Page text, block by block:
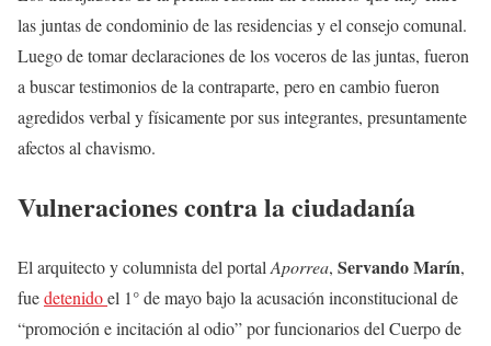
las juntas de condominio de las residencias y el consejo comunal.
Luego de tomar declaraciones de los voceros de las juntas, fueron
a buscar testimonios de la contraparte, pero en cambio fueron
agredidos verbal y físicamente por sus integrantes, presuntamente
afectos al chavismo.
Vulneraciones contra la ciudadanía
El arquitecto y columnista del portalAporrea, Servando Marín,
fuedetenidoel 1° de mayo bajo la acusación inconstitucional de
“promoción e incitación al odio” por funcionarios del Cuerpo de